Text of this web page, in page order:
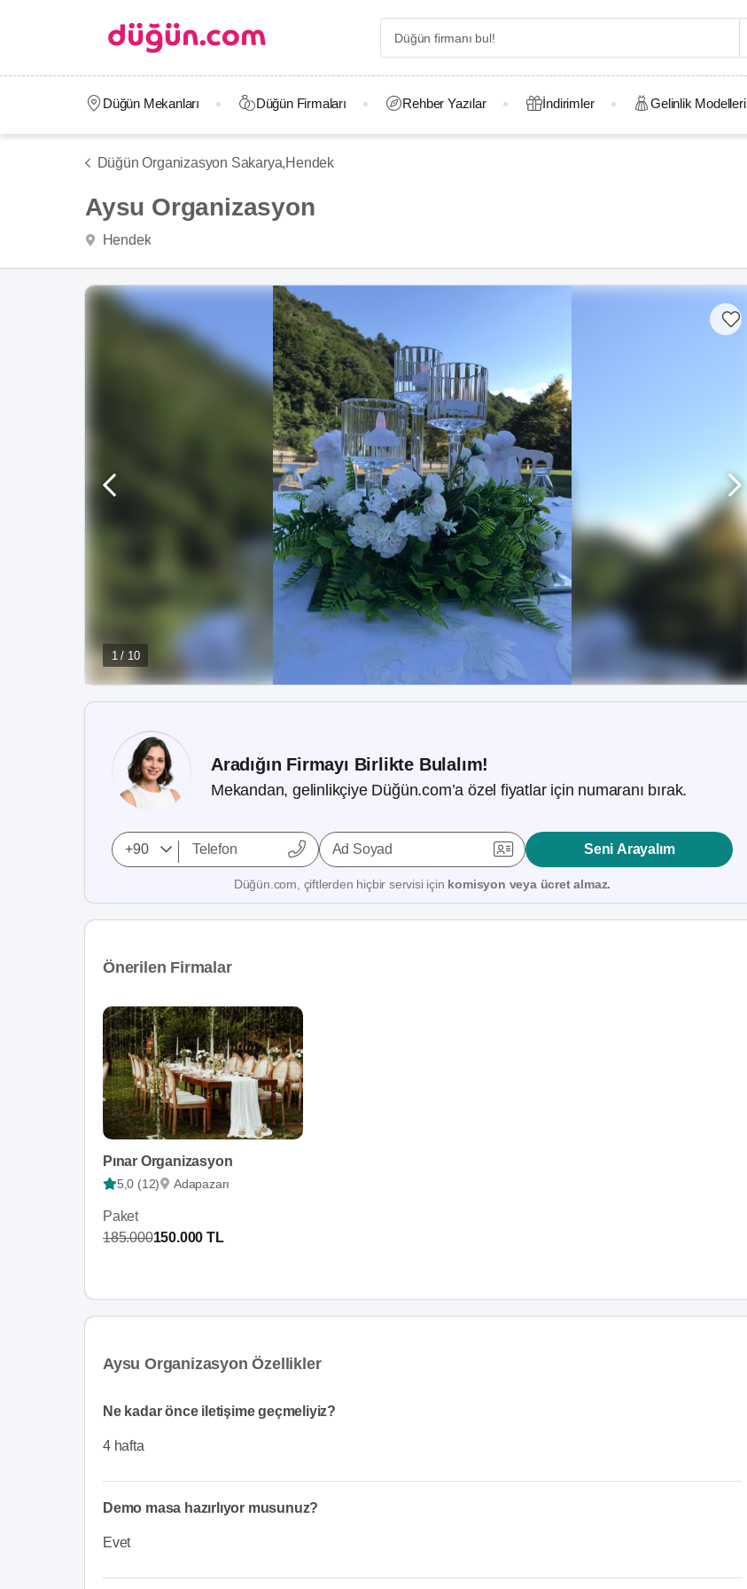
Düğün Mekanları Düğün Firmaları Rehber Yazılar İndirimler Gelinlik Modelleri
Düğün Organizasyon Sakarya,Hendek
Aysu Organizasyon
Hendek
1 / 10
Aradığın Firmayı Birlikte Bulalım!
Mekandan, gelinlikçiye Düğün.com’a özel fiyatlar için numaranı bırak.
Ad Soyad Seni Arayalım
Düğün.com, çiftlerden hiçbir servisi için komisyon veya ücret almaz.
Önerilen Firmalar
Pınar Organizasyon
5,0 (12) Adapazarı
Paket
185.000150.000 TL
Aysu Organizasyon Özellikler
Ne kadar önce iletişime geçmeliyiz?
4 hafta
Demo masa hazırlıyor musunuz?
Evet